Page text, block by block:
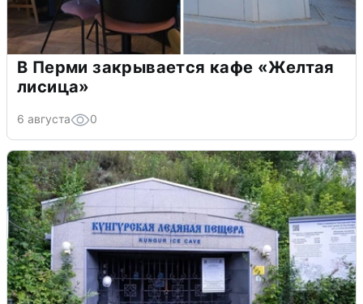
В Перми закрывается кафе «Желтая
лисица»
6 августа 0